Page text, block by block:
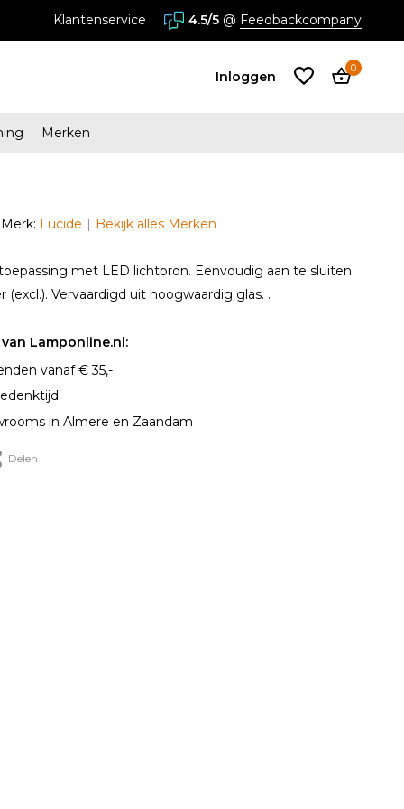
in Almere en Zaandam
Klantenservice 4.5/5 @ Feedbackcompany
Inloggen
Account
0
Merken
Merk: Lucide Bekijk alles Merken
met LED lichtbron. Eenvoudig aan te sluiten
(excl.). Vervaardigd uit hoogwaardig glas. .
Lamponline.nl:
vanaf € 35,-
in Almere en Zaandam
Delen